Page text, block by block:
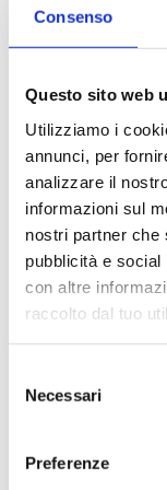
Consenso
Questo sito web
Utilizziamo i
annunci, per
analizzare il
informazioni sul
nostri partner che
pubblicità e
con altre
raccolto dal tuo
delNecessari
Preferenze
Settori
Ambientale
Applicazioni
Termostatazione